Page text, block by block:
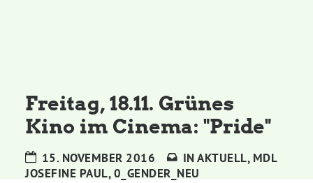
Grünes Zentrum
Personen
Freitag, 18.11. Grünes
Kino im Cinema: "Pride"
15. NOVEMBER 2016 INAKTUELL, MDL
JOSEFINE PAUL,0_GENDER_NEU